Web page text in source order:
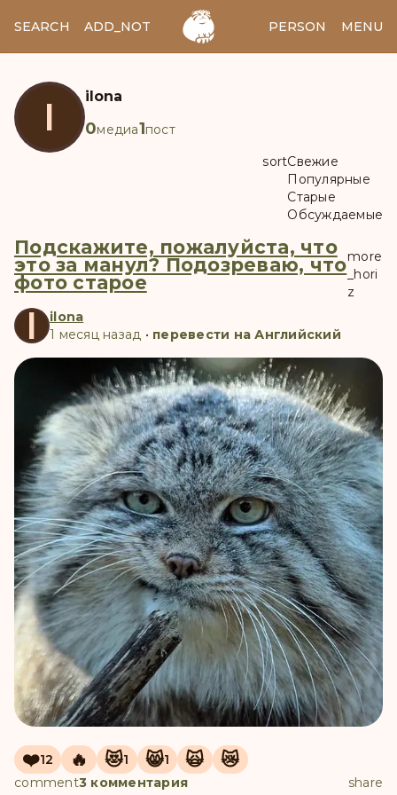
SEARCH ADD_NOTES ADD_IMAGE PERSON MENU
I ilona
0медиа1пост
sortСвежие
Популярные
Старые
Обсуждаемые
Подскажите, пожалуйста, что
это за манул? Подозреваю, что
фото старое
more
_hori
z
I
ilona
1 месяц назад • перевести на Английский
❤️12 🔥 😻1 😸1 🙀 😿
comment3 комментария share